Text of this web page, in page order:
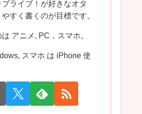
ライブ！が好きなオタ
すく書くのが目標です。
アニメ, PC，スマホ。
スマホ は iPhone 使